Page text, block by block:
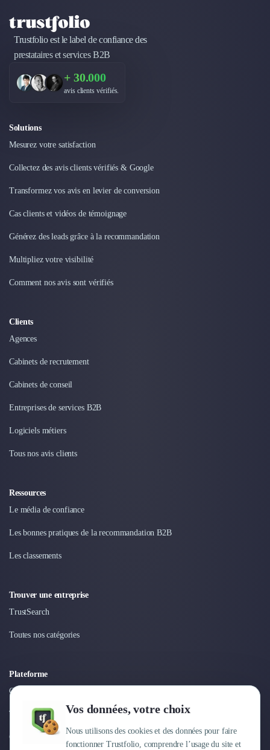
Vos données, votre choix
Nous utilisons des cookies et des données pour faire
fonctionner Trustfolio, comprendre l’usage du site et
Maintenance et Infogérance
BI, Analytics & Big Data
Graphisme & Illustration
Design Thinking
Stratégie Digitale
Développement E-commerce
Direction Artistique
Logiciel E-Commerce
Intelligence Artificielle (IA)
Bureaux d'Entreprise
Impression
Logistique
Conception & Aménagement de Bureaux
Sourcing et Imports
Accélérateurs et incubateurs
Réhabilitation et maintenance
Gestion Immobilière
Courtage en Energie
Clubs & Réseaux Professionnels
Espaces de Coworking
Trustfolio est le label de confiance des
prestataires et services B2B
+ 30.000
avis clients vérifiés.
Solutions
Mesurez votre satisfaction
Collectez des avis clients vérifiés & Google
Transformez vos avis en levier de conversion
Cas clients et vidéos de témoignage
Générez des leads grâce à la recommandation
Multipliez votre visibilité
Comment nos avis sont vérifiés
Clients
Agences
Cabinets de recrutement
Cabinets de conseil
Entreprises de services B2B
Logiciels métiers
Tous nos avis clients
Ressources
Le média de confiance
Les bonnes pratiques de la recommandation B2B
Les classements
Trouver une entreprise
TrustSearch
Toutes nos catégories
Plateforme
Connexion
Tarifs
Centre d'aide